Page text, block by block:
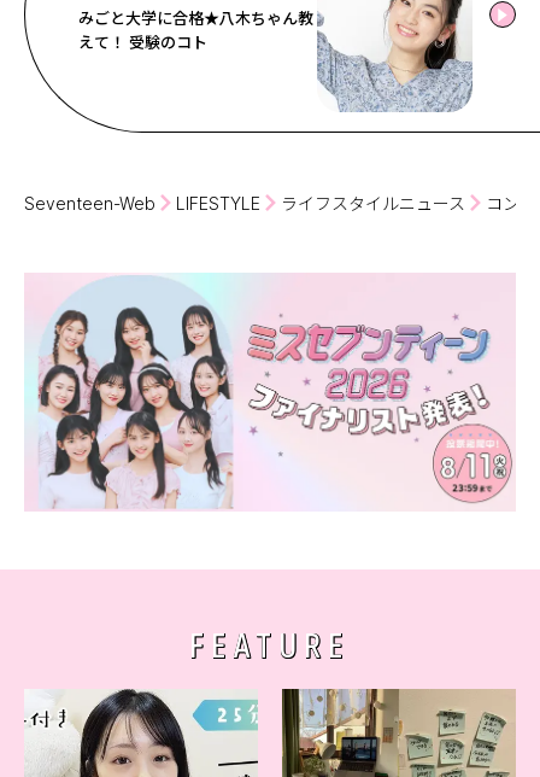
みごと大学に合格★八木ちゃん教
えて！ 受験のコト
Seventeen-Web LIFESTYLE ライフスタイルニュース コン
FEATURE